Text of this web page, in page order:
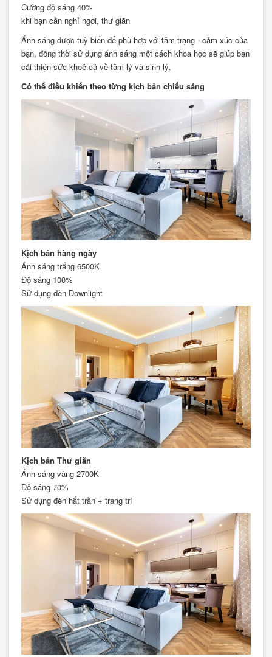
Cường độ sáng 40%
khi bạn cần nghỉ ngơi, thư giãn
Ánh sáng được tuỳ biến để phù hợp với tâm trạng - cảm xúc của
bạn, đồng thời sử dụng ánh sáng một cách khoa học sẽ giúp bạn
cải thiện sức khoẻ cả về tâm lý và sinh lý.
Có thể điều khiển theo từng kịch bản chiếu sáng
Kịch bản hàng ngày
Ánh sáng trắng 6500K
Độ sáng 100%
Sử dụng đèn Downlight
Kịch bản Thư giãn
Ánh sáng vàng 2700K
Độ sáng 70%
Sử dụng đèn hắt trần + trang trí